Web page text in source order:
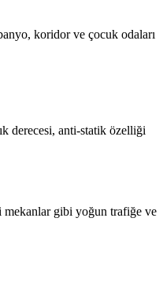
koridor ve çocuk odaları
derecesi, anti-statik özelliği
mekanlar gibi yoğun trafiğe ve